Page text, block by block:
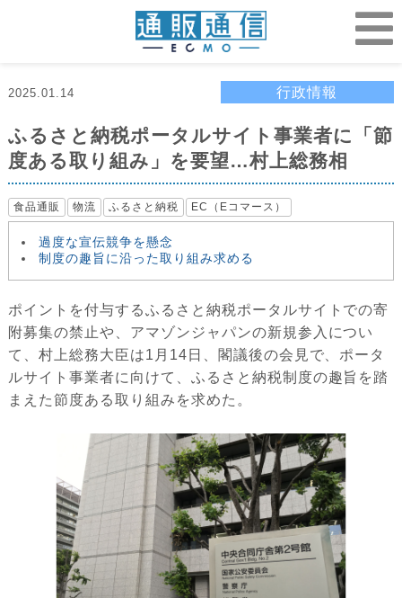
2025.01.14 行政情報
ふるさと納税ポータルサイト事業者に「節
度ある取り組み」を要望…村上総務相
食品通販 物流 ふるさと納税 EC（Eコマース）
過度な宣伝競争を懸念
制度の趣旨に沿った取り組み求める
ポイントを付与するふるさと納税ポータルサイトでの寄
附募集の禁止や、アマゾンジャパンの新規参入につい
て、村上総務大臣は1月14日、閣議後の会見で、ポータ
ルサイト事業者に向けて、ふるさと納税制度の趣旨を踏
まえた節度ある取り組みを求めた。